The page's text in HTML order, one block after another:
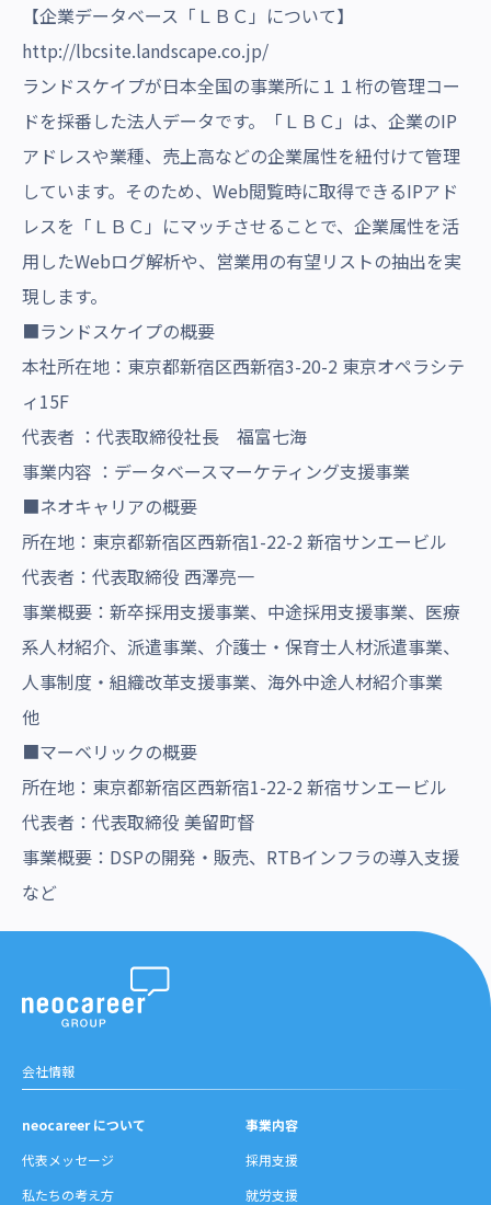
【企業データベース「ＬＢＣ」について】
http://lbcsite.landscape.co.jp/
ランドスケイプが日本全国の事業所に１１桁の管理コー
ドを採番した法人データです。「ＬＢＣ」は、企業のIP
アドレスや業種、売上高などの企業属性を紐付けて管理
しています。そのため、Web閲覧時に取得できるIPアド
レスを「ＬＢＣ」にマッチさせることで、企業属性を活
用したWebログ解析や、営業用の有望リストの抽出を実
現します。
■ランドスケイプの概要
本社所在地：東京都新宿区西新宿3-20-2 東京オペラシテ
ィ15F
代表者 ：代表取締役社長 福富七海
事業内容 ：データベースマーケティング支援事業
■ネオキャリアの概要
所在地：東京都新宿区西新宿1-22-2 新宿サンエービル
代表者：代表取締役 西澤亮一
事業概要：新卒採用支援事業、中途採用支援事業、医療
系人材紹介、派遣事業、介護士・保育士人材派遣事業、
人事制度・組織改革支援事業、海外中途人材紹介事業
他
■マーベリックの概要
所在地：東京都新宿区西新宿1-22-2 新宿サンエービル
代表者：代表取締役 美留町督
事業概要：DSPの開発・販売、RTBインフラの導入支援
など
会社情報
neocareer について
代表メッセージ
私たちの考え方
事業内容
採用支援
就労支援